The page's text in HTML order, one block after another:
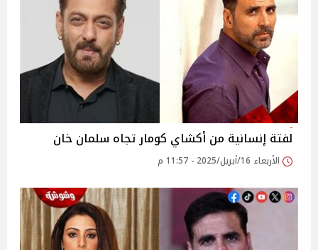
لفتة إنسانية من أكشاي كومار تجاه سلمان خان
الأربعاء 16/أبريل/2025 - 11:57 م